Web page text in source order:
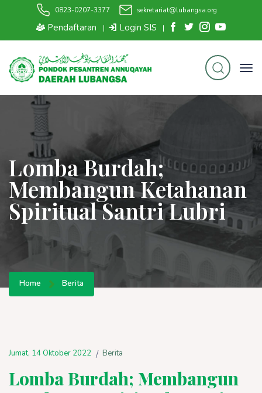
0823-0207-3377 sekretariat@lubangsa.org
Pendaftaran | Login SIS |
Lomba Burdah;
Membangun Ketahanan
Spiritual Santri Lubri
Home Berita
Jumat, 14 Oktober 2022 / Berita
Lomba Burdah; Membangun